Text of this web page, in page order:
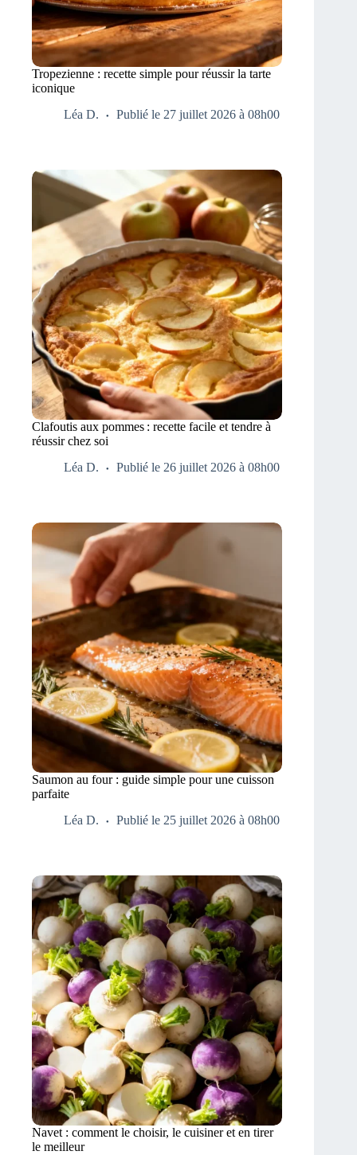
Tropezienne : recette simple pour réussir la tarte
iconique
Léa D.
Publié le 27 juillet 2026 à 08h00
Clafoutis aux pommes : recette facile et tendre à
réussir chez soi
Léa D.
Publié le 26 juillet 2026 à 08h00
Saumon au four : guide simple pour une cuisson
parfaite
Léa D.
Publié le 25 juillet 2026 à 08h00
Navet : comment le choisir, le cuisiner et en tirer
le meilleur